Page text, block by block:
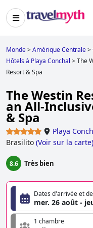
Monde>Amérique Centrale>
Hôtels à Playa Conchal >The
Resort & Spa
The Westin
an All-
& Spa
Playa
Brasilito (Voir sur la carte)
8.6 Très bien
Dates d'arrivée et
mer. 26 août -
1 chambre